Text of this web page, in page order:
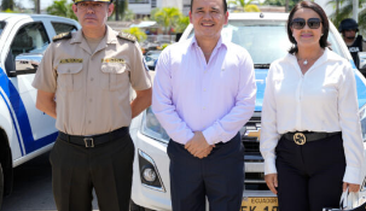
Seguridad
en
Piñas